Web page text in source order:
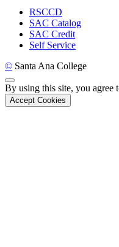
RSCCD
SAC Catalog
SAC Credit
Self Service
© Santa Ana College
Back to Top
By using this site, you agree
Accept Cookies